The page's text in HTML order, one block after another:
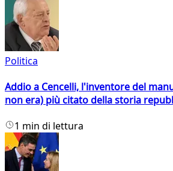
Politica
Addio a Cencelli, l'inventore del
non era) più citato della storia
1 min di lettura